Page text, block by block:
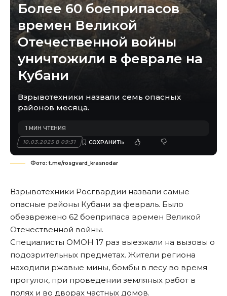
Более 60 боеприпасов
времен Великой
Отечественной войны
уничтожили в феврале на
Кубани
Взрывотехники назвали семь опасных
районов месяца.
10.03.2025 В 09:31
1 МИН ЧТЕНИЯ
Фото: t.me/rosgvard_krasnodar
Взрывотехники Росгвардии назвали самые
опасные районы Кубани за февраль. Было
обезврежено 62 боеприпаса времен Великой
Отечественной войны.
Специалисты ОМОН 17 раз выезжали на вызовы о
подозрительных предметах. Жители региона
находили ржавые мины, бомбы в лесу во время
прогулок, при проведении земляных работ в
полях и во дворах частных домов.